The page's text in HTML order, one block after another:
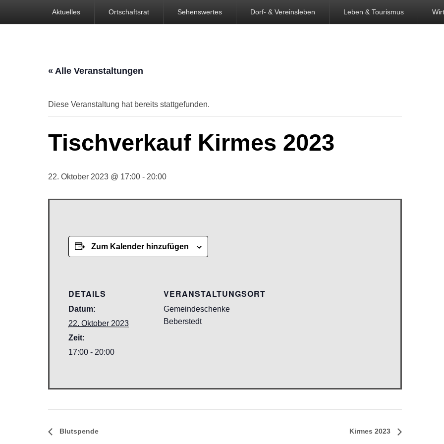
Aktuelles Ortschaftsrat Sehenswertes Dorf- & Vereinsleben Leben & Tourismus
« Alle Veranstaltungen
Diese Veranstaltung hat bereits stattgefunden.
Tischverkauf Kirmes 2023
22. Oktober 2023 @ 17:00 - 20:00
Zum Kalender hinzufügen
DETAILS
Datum:
22. Oktober 2023
Zeit:
17:00 - 20:00
VERANSTALTUNGSORT
Gemeindeschenke
Beberstedt
Blutspende Kirmes 2023